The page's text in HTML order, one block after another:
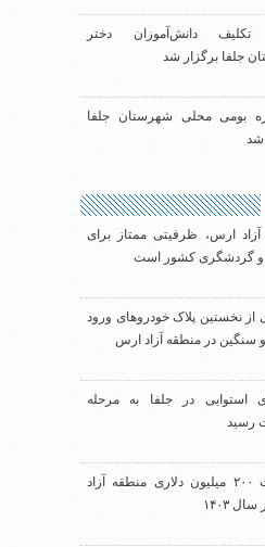
دانش‌آموزان دختر
جلفا برگزار شد
بومی محلی شهرستان جلفا
شد
ارس، ظرفیتی ممتاز برای
و گردشگری کشور است
از نخستین پلاک خودروهای ورود
سنگین در منطقه آزاد ارس
استوایی در جلفا به مرحله
رسید
صادرات ۲۰۰ میلیون دلاری منطقه آزاد
۱۴۰۳